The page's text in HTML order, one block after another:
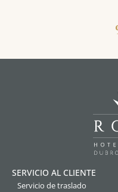
SERVICIO AL CLIENTE
Servicio de traslado